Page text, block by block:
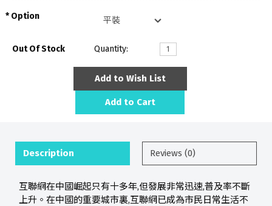
Option
Out Of Stock Quantity:
Add to Wish List
Add to Cart
Description Reviews (0)
互聯網在中國崛起只有十多年,但發展非常迅速,普及率不斷
上升。在中國的重要城市裏,互聯網已成為市民日常生活不